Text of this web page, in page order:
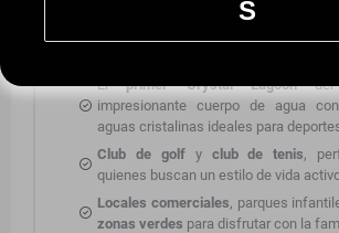
Elprimer Crystal Lagoondel
impresionante cuerpo de agua
aguas cristalinas ideales para
Club de golfy club de tenis,
quienes buscan un estilo de vida
Locales comerciales, parques
zonas verdes para disfrutar con la
S